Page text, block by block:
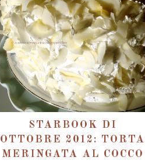
STARBOOK DI
OTTOBRE 2012: TORTA
MERINGATA AL COCCO